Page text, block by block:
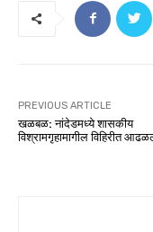
PREVIOUS ARTICLE
खळबळ: नांदेडमध्ये शासकीय
विश्रामगृहामागील विहिरीत